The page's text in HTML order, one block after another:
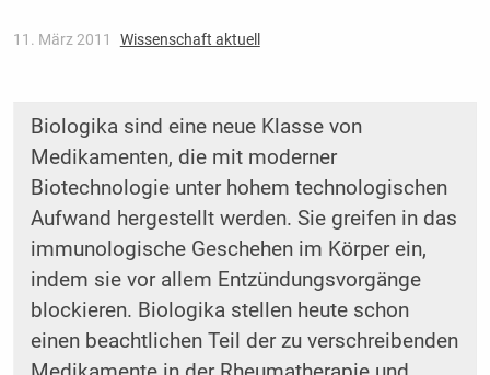
11. März 2011 Wissenschaft aktuell
Biologika sind eine neue Klasse von
Medikamenten, die mit moderner
Biotechnologie unter hohem technologischen
Aufwand hergestellt werden. Sie greifen in das
immunologische Geschehen im Körper ein,
indem sie vor allem Entzündungsvorgänge
blockieren. Biologika stellen heute schon
einen beachtlichen Teil der zu verschreibenden